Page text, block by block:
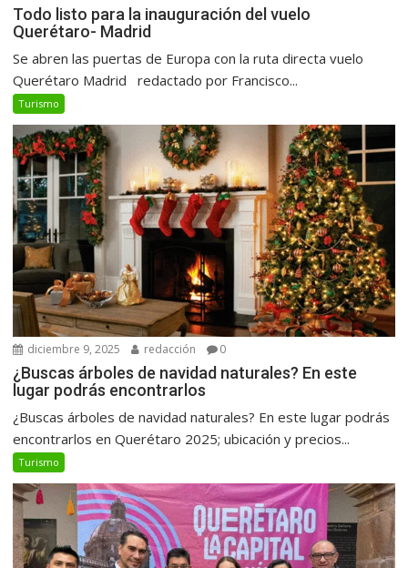
Todo listo para la inauguración del vuelo
Querétaro- Madrid
Se abren las puertas de Europa con la ruta directa vuelo
Querétaro Madrid redactado por Francisco...
Turismo
diciembre 9, 2025 redacción 0
¿Buscas árboles de navidad naturales? En este
lugar podrás encontrarlos
¿Buscas árboles de navidad naturales? En este lugar podrás
encontrarlos en Querétaro 2025; ubicación y precios...
Turismo